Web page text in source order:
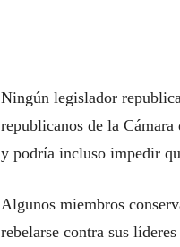
Ningún legislador
republicanos de la Cámara
y podría incluso impedir
Algunos miembros
rebelarse contra sus